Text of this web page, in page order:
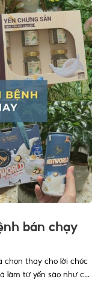
bán chạy
chọn thay cho lời chúc
làm từ yến sào như c...